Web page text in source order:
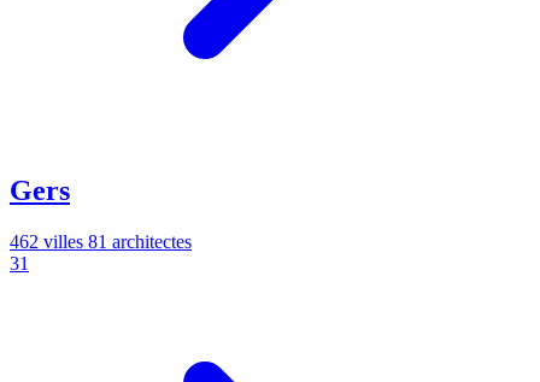
Gers
462 villes 81 architectes
31